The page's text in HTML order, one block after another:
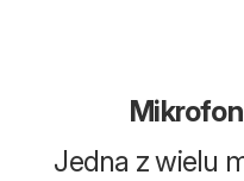
Jedna z wielu